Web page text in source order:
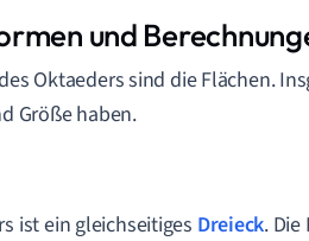
und
Oktaeders sind die Flächen.
Größe haben.
ist ein gleichseitiges Dreieck.